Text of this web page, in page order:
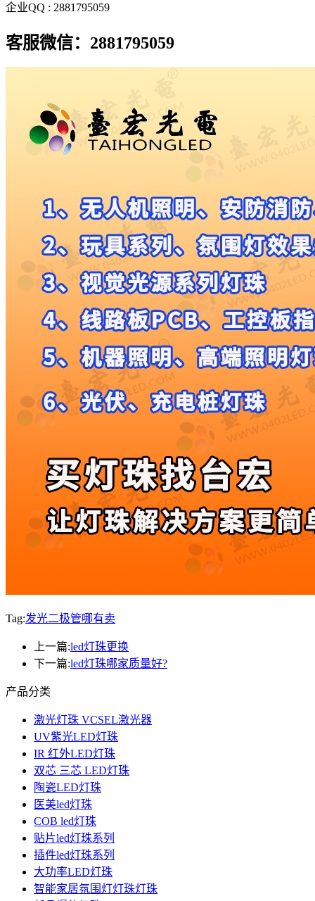
企业QQ : 2881795059
客服微信：2881795059
Tag:发光二极管哪有卖
上一篇:led灯珠更换
下一篇:led灯珠哪家质量好?
产品分类
激光灯珠 VCSEL激光器
UV紫光LED灯珠
IR 红外LED灯珠
双芯 三芯 LED灯珠
陶瓷LED灯珠
医美led灯珠
COB led灯珠
贴片led灯珠系列
插件led灯珠系列
大功率LED灯珠
智能家居氛围灯灯珠灯珠